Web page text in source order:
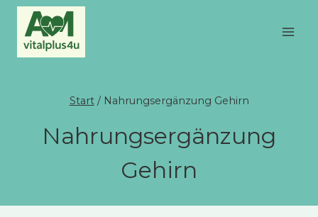
Zum
Inhalt
springen
Start / Nahrungsergänzung Gehirn
Nahrungsergänzung
Gehirn